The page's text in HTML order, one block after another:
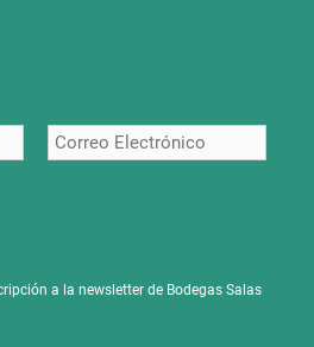
a la newsletter de Bodegas Salas